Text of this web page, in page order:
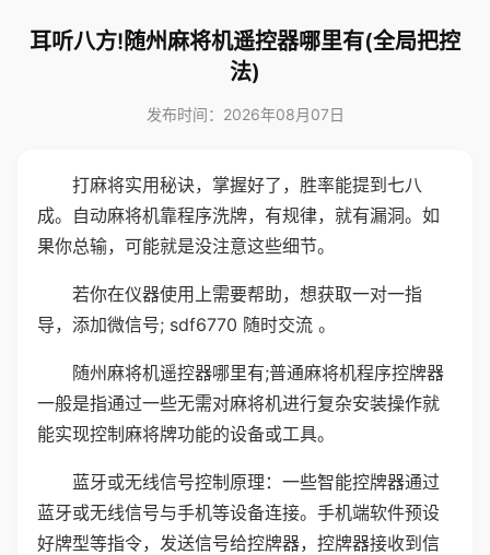
耳听八方!随州麻将机遥控器哪里有(全局把控
法)
发布时间：2026年08月07日
打麻将实用秘诀，掌握好了，胜率能提到七八
成。自动麻将机靠程序洗牌，有规律，就有漏洞。如
果你总输，可能就是没注意这些细节。
若你在仪器使用上需要帮助，想获取一对一指
导，添加微信号; sdf6770 随时交流 。
随州麻将机遥控器哪里有;普通麻将机程序控牌器
一般是指通过一些无需对麻将机进行复杂安装操作就
能实现控制麻将牌功能的设备或工具。
蓝牙或无线信号控制原理：一些智能控牌器通过
蓝牙或无线信号与手机等设备连接。手机端软件预设
好牌型等指令，发送信号给控牌器，控牌器接收到信